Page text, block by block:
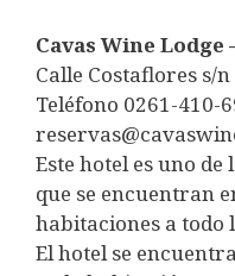
Cavas Wine
Calle Costaflores s/
Teléfono 0261-410-
Este hotel es uno de
que se encuentran
habitaciones a todo
El hotel se